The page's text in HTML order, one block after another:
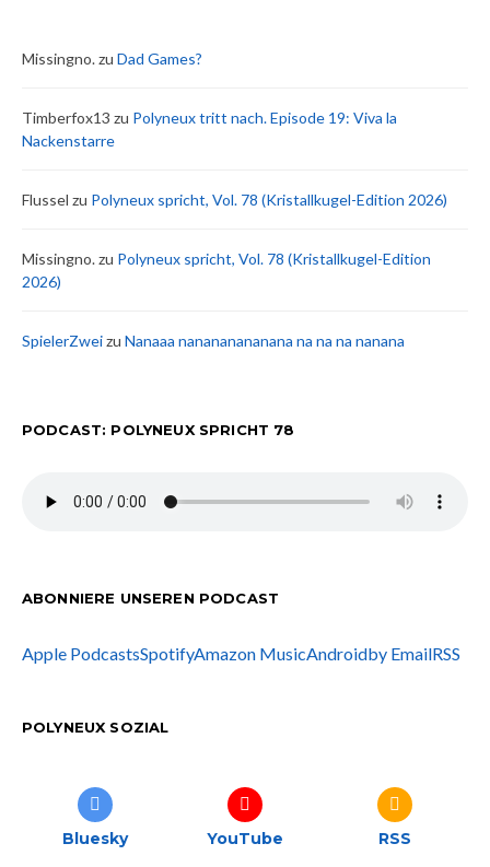
Missingno.zu Dad Games?
Timberfox13 zu Polyneux tritt nach. Episode 19: Viva la
Nackenstarre
Flussel zu Polyneux spricht, Vol. 78 (Kristallkugel-Edition 2026)
Missingno.zu Polyneux spricht, Vol. 78 (Kristallkugel-Edition
2026)
SpielerZweizu Nanaaa nanananananana na na na nanana
PODCAST: POLYNEUX SPRICHT 78
ABONNIERE UNSEREN PODCAST
Apple PodcastsSpotifyAmazon MusicAndroidby EmailRSS
POLYNEUX SOZIAL
Bluesky YouTube RSS